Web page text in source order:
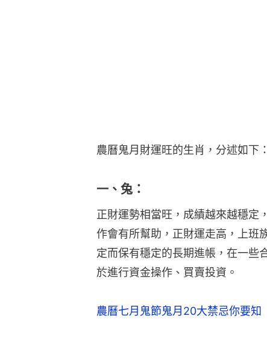
農曆鬼月財運旺的生肖，分述如下：
一、兔：
正財運勢相當旺，成績越來越穩定
作會有所幫助，正財運走高，上班
定而保有穩定的長期進帳，在一些
於進行資金操作、買賣投資。
農曆七月鬼節鬼月20大禁忌你要